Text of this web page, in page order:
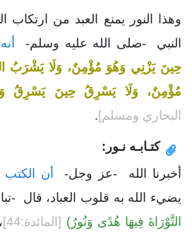
وهذا النور يمنع العبد من
النبي -صلى الله عليه وسلم-أنه
حِينَ يَزْنِي وَهُوَ مُؤْمِنٌ، وَلَا يَشْرَبُ
مُؤْمِنٌ، وَلَا يَسْرِقُ حِينَ يَسْرِقُ
البخاري ومسلم] .
كتـابـه نـور:
أخبرنا الله -عز وجل-أن الكتب
يضيء الله به قلوب العباد، قال -
التَّوْرَاةَ فِيهَا هُدًى وَنُورٌ) [المائدة:44] ،